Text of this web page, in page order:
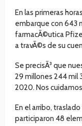
En las primeras
embarque con 643
farmacÃ©utica
a travÃ©s de su
Se precisÃ³ que
29 millones 244 mil
2020. Nos
En el arribo,
participaron 48